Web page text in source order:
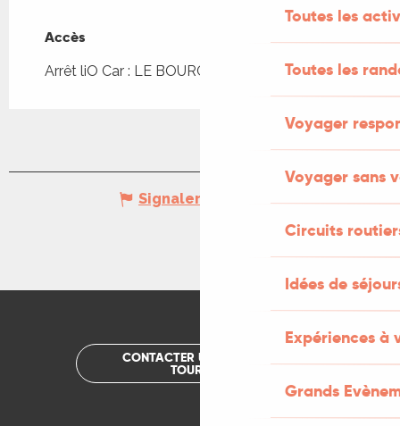
Toutes les
Toutes les
Voyager
Voyager sans
Circuits
Idées de
Expériences à
Grands
Accès
Accès
Arrêt liO Car : LE BOURG - Bourg à 3km
Signaler une erreur
CONTACTER UN OFFICE DE
TOURISME